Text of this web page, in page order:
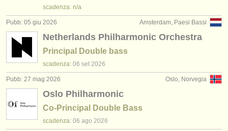
scadenza: n/a
Amsterdam, Paesi Bassi
Pubb: 05 giu 2026
Netherlands Philharmonic Orchestra
Principal Double bass
scadenza: 06 set 2026
Oslo, Norvegia
Pubb: 27 mag 2026
Oslo Philharmonic
Co-Principal Double Bass
scadenza: 06 ago 2026